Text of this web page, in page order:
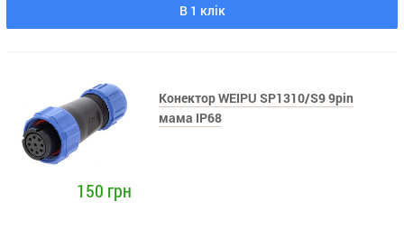
В 1 клік
Конектор WEIPU SP1310/S9 9pin
мама IP68
150 грн